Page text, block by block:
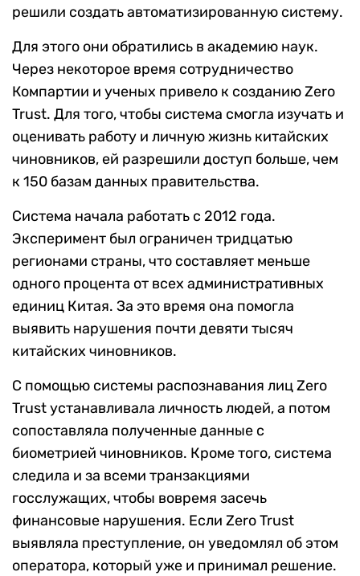
решили создать автоматизированную систему.
Для этого они обратились в академию наук.
Через некоторое время сотрудничество
Компартии и ученых привело к созданию Zero
Trust. Для того, чтобы система смогла изучать и
оценивать работу и личную жизнь китайских
чиновников, ей разрешили доступ больше, чем
к 150 базам данных правительства.
Система начала работать с 2012 года.
Эксперимент был ограничен тридцатью
регионами страны, что составляет меньше
одного процента от всех административных
единиц Китая. За это время она помогла
выявить нарушения почти девяти тысяч
китайских чиновников.
С помощью системы распознавания лиц Zero
Trust устанавливала личность людей, а потом
сопоставляла полученные данные с
биометрией чиновников. Кроме того, система
следила и за всеми транзакциями
госслужащих, чтобы вовремя засечь
финансовые нарушения. Если Zero Trust
выявляла преступление, он уведомлял об этом
оператора, который уже и принимал решение.